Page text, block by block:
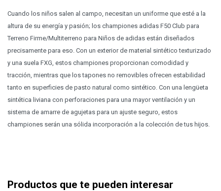
Cuando los niños salen al campo, necesitan un uniforme que esté a la
altura de su energía y pasión; los championes adidas F50 Club para
Terreno Firme/Multiterreno para Niños de adidas están diseñados
precisamente para eso. Con un exterior de material sintético texturizado
y una suela FXG, estos championes proporcionan comodidad y
tracción, mientras que los tapones no removibles ofrecen estabilidad
tanto en superficies de pasto natural como sintético. Con una lengüeta
sintética liviana con perforaciones para una mayor ventilación y un
sistema de amarre de agujetas para un ajuste seguro, estos
championes serán una sólida incorporación a la colección de tus hijos.
Productos que te pueden interesar